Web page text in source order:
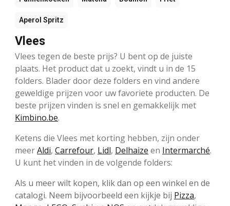
Aperol Spritz
Vlees
Vlees tegen de beste prijs? U bent op de juiste
plaats. Het product dat u zoekt, vindt u in de 15
folders. Blader door deze folders en vind andere
geweldige prijzen voor uw favoriete producten. De
beste prijzen vinden is snel en gemakkelijk met
Kimbino.be.
Ketens die Vlees met korting hebben, zijn onder
meerAldi, Carrefour, Lidl, Delhaize en Intermarché.
U kunt het vinden in de volgende folders:
Als u meer wilt kopen, klik dan op een winkel en de
catalogi. Neem bijvoorbeeld een kijkje bij Pizza,